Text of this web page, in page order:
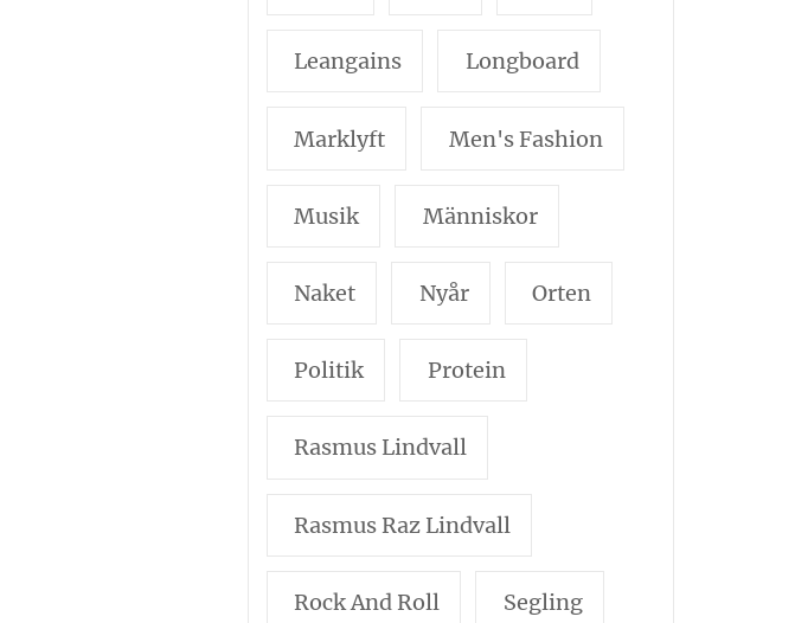
Leangains Longboard
Marklyft Men's Fashion
Musik Människor
Naket Nyår Orten
Politik Protein
Rasmus Lindvall
Rasmus Raz Lindvall
Rock And Roll Segling